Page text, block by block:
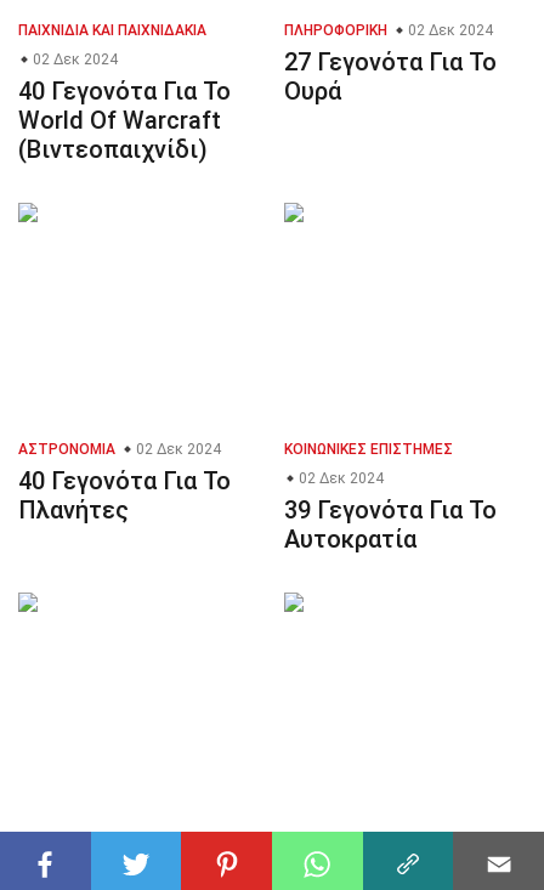
ΠΑΙΧΝΊΔΙΑ ΚΑΙ ΠΑΙΧΝΙΔΆΚΙΑ
02 Δεκ 2024
40 Γεγονότα Για Το
World Of Warcraft
(Βιντεοπαιχνίδι)
ΠΛΗΡΟΦΟΡΙΚΉ 02 Δεκ 2024
27 Γεγονότα Για Το
Ουρά
ΑΣΤΡΟΝΟΜΊΑ 02 Δεκ 2024
40 Γεγονότα Για Το
Πλανήτες
ΚΟΙΝΩΝΙΚΈΣ ΕΠΙΣΤΉΜΕΣ
02 Δεκ 2024
39 Γεγονότα Για Το
Αυτοκρατία
31 Γεγονότα Για Το
35 Γεγονότα Για Το